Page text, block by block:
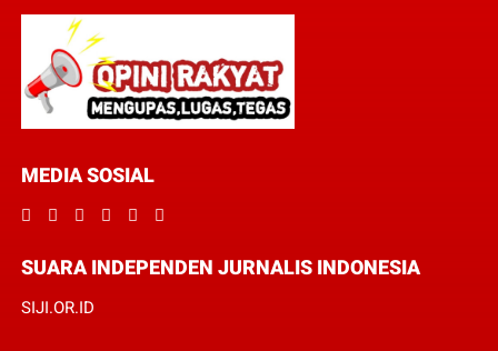
MEDIA SOSIAL
SUARA INDEPENDEN JURNALIS INDONESIA
SIJI.OR.ID